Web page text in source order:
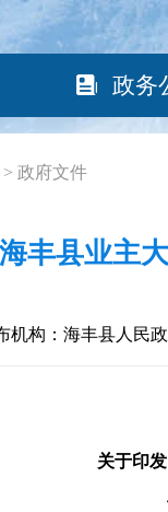
政务
> 政府文件
丰县业主
机构：海丰县人民
关于印